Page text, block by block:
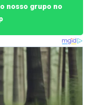
nosso grupo no